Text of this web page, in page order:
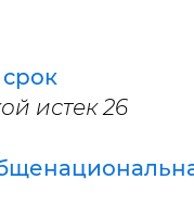
срок
истек 26